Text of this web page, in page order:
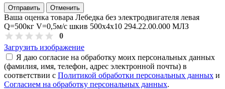
Отправить Отменить
Ваша оценка товара Лебедка без электродвигателя левая
Q=500кг V=0,5м/с шкив 500х4х10 294.22.00.000 МЛЗ
0
Загрузить изображение
Я даю согласие на обработку моих персональных данных
(фамилия, имя, телефон, адрес электронной почты) в
соответствии с Политикой обработки персональных данных и
Согласием на обработку персональных данных.